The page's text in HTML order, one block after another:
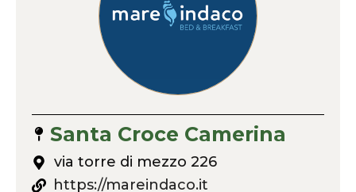
Santa Croce Camerina
via torre di mezzo 226
https://mareindaco.it